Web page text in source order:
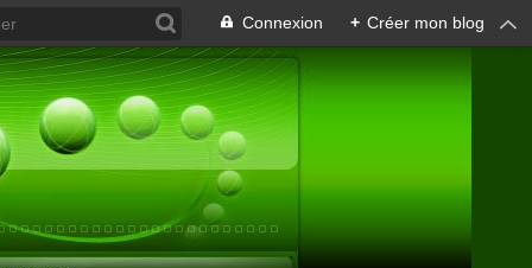
Connexion + Créer mon blog